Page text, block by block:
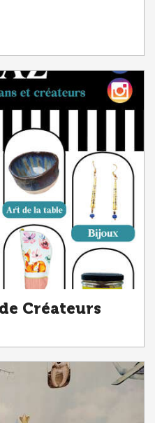
Créateurs